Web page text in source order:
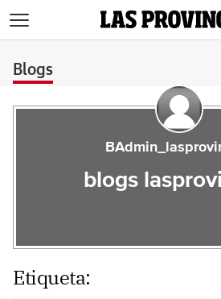
Blogs
blogs
Etiqueta: